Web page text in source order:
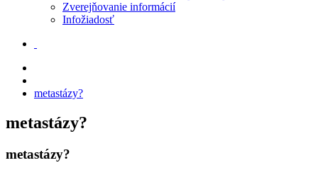
Zverejňovanie informácií
Infožiadosť
metastázy?
metastázy?
metastázy?